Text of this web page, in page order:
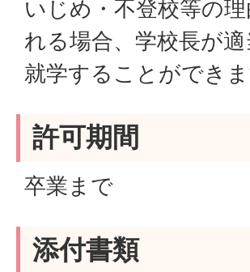
いじめ・不登校等の
れる場合、学校長が
就学することができま
許可期間
卒業まで
添付書類